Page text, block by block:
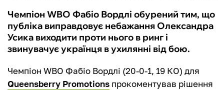
Чемпіон WBO Фабіо Вордлі обурений тим, що
публіка виправдовує небажання Олександра
Усика виходити проти нього в ринг і
звинувачує українця в ухилянні від бою.
Чемпіон WBO Фабіо Вордлі (20-0-1, 19 КО) для
Queensberry Promotions прокоментував рішення